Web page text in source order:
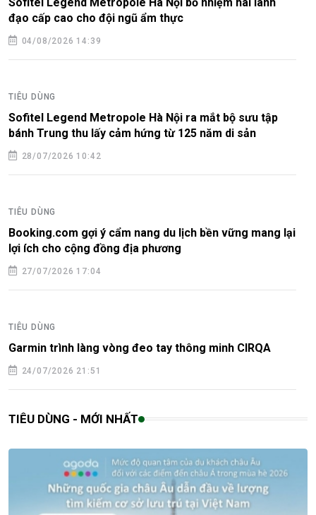
đạo cấp cao cho đội ngũ ẩm thực
04/08/2026 14:39
TIÊU DÙNG
Sofitel Legend Metropole Hà Nội ra mắt bộ sưu tập
bánh Trung thu lấy cảm hứng từ 125 năm di sản
28/07/2026 10:42
TIÊU DÙNG
Booking.com gợi ý cẩm nang du lịch bền vững mang lại
lợi ích cho cộng đồng địa phương
27/07/2026 17:04
TIÊU DÙNG
Garmin trình làng vòng đeo tay thông minh CIRQA
24/07/2026 21:51
TIÊU DÙNG - MỚI NHẤT